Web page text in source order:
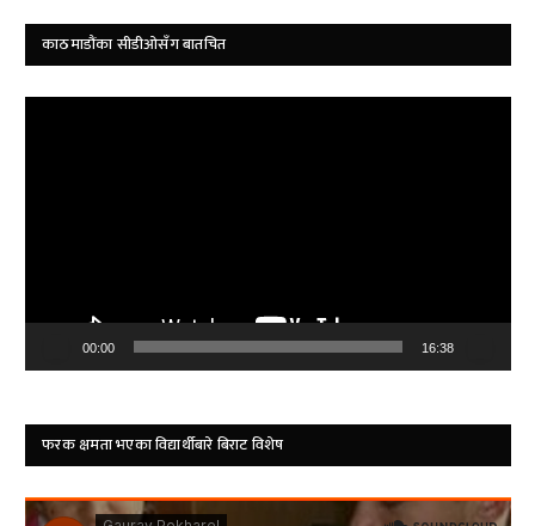
काठमाडौंका सीडीओसँग बातचित
00:00 16:38
फरक क्षमता भएका विद्यार्थीबारे बिराट विशेष